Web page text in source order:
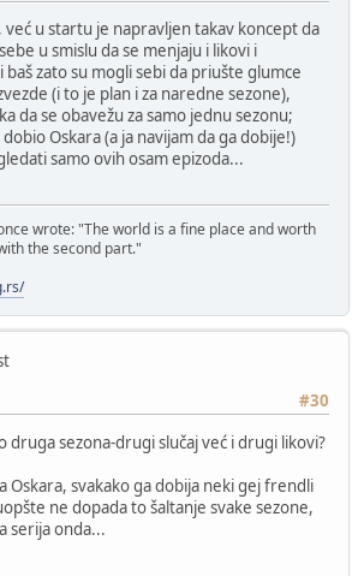
već u startu je napravljen takav koncept da
u smislu da se menjaju i likovi i
zato su mogli sebi da priušte glumce
(i to je plan i za naredne sezone),
da se obavežu za samo jednu sezonu;
Oskara (a ja navijam da ga dobije!)
samo ovih osam epizoda...
wrote: "The world is a fine place and worth
the second part."
#30
druga sezona-drugi slučaj već i drugi likovi?
Oskara, svakako ga dobija neki gej frendli
ne dopada to šaltanje svake sezone,
serija onda...